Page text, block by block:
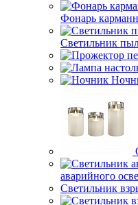
Фонарь
Светильник
аварийного
Светильник